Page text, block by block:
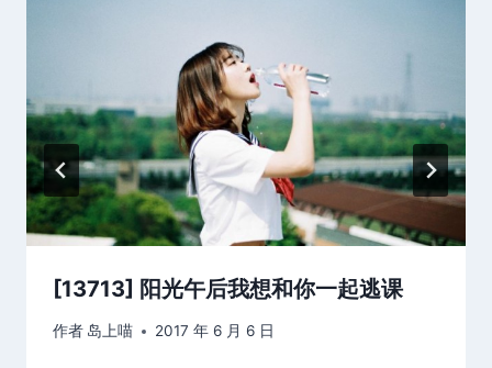
[13713] 阳光午后我想和你一起逃课
作者 岛上喵 2017 年 6 月 6 日